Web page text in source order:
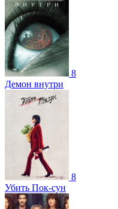
8
Демон внутри
8
Убить Пок-сун